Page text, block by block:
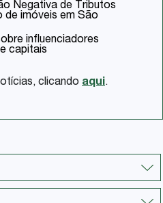
Negativa de Tributos
de imóveis em São
influenciadores
capitais
clicando aqui.